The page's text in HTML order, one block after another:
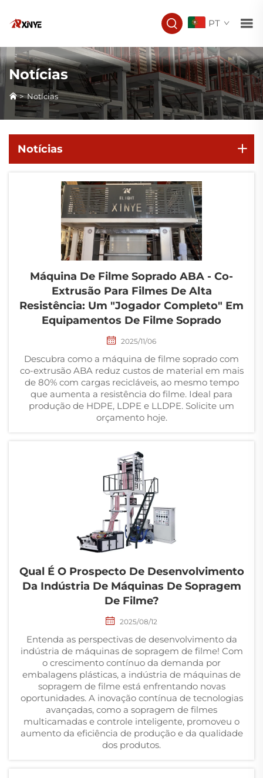
PT
Notícias
>Notícias
Notícias
Máquina De Filme Soprado ABA - Co-
Extrusão Para Filmes De Alta
Resistência: Um "Jogador Completo" Em
Equipamentos De Filme Soprado
2025/11/06
Descubra como a máquina de filme soprado com
co-extrusão ABA reduz custos de material em mais
de 80% com cargas recicláveis, ao mesmo tempo
que aumenta a resistência do filme. Ideal para
produção de HDPE, LDPE e LLDPE. Solicite um
orçamento hoje.
Qual É O Prospecto De Desenvolvimento
Da Indústria De Máquinas De Sopragem
De Filme?
2025/08/12
Entenda as perspectivas de desenvolvimento da
indústria de máquinas de sopragem de filme! Com
o crescimento contínuo da demanda por
embalagens plásticas, a indústria de máquinas de
sopragem de filme está enfrentando novas
oportunidades. A inovação contínua de tecnologias
avançadas, como a sopragem de filmes
multicamadas e controle inteligente, promoveu o
aumento da eficiência de produção e da qualidade
dos produtos.